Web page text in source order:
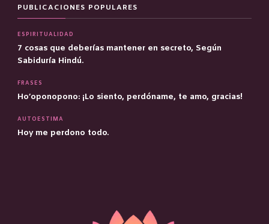
PUBLICACIONES POPULARES
ESPIRITUALIDAD
7 cosas que deberías mantener en secreto, Según
Sabiduría Hindú.
FRASES
Ho’oponopono: ¡Lo siento, perdóname, te amo, gracias!
AUTOESTIMA
Hoy me perdono todo.